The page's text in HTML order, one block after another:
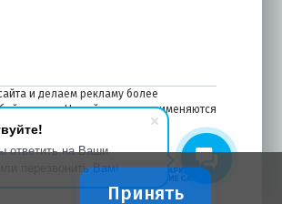
ответить на Ваши
перезвонить Вам!
и делаем рекламу более
момент. На сайте также применяются
Принять